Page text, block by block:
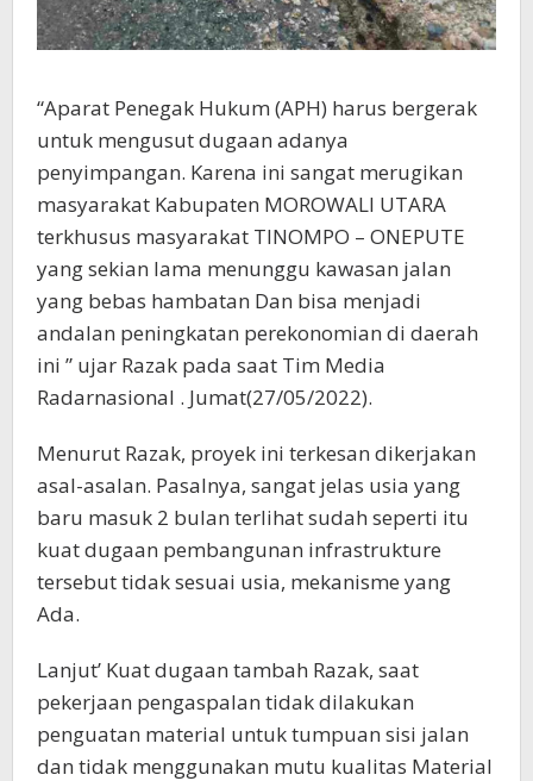
“Aparat Penegak Hukum (APH) harus bergerak
untuk mengusut dugaan adanya
penyimpangan. Karena ini sangat merugikan
masyarakat Kabupaten MOROWALI UTARA
terkhusus masyarakat TINOMPO – ONEPUTE
yang sekian lama menunggu kawasan jalan
yang bebas hambatan Dan bisa menjadi
andalan peningkatan perekonomian di daerah
ini ” ujar Razak pada saat Tim Media
Radarnasional . Jumat(27/05/2022).
Menurut Razak, proyek ini terkesan dikerjakan
asal-asalan. Pasalnya, sangat jelas usia yang
baru masuk 2 bulan terlihat sudah seperti itu
kuat dugaan pembangunan infrastrukture
tersebut tidak sesuai usia, mekanisme yang
Ada.
Lanjut’ Kuat dugaan tambah Razak, saat
pekerjaan pengaspalan tidak dilakukan
penguatan material untuk tumpuan sisi jalan
dan tidak menggunakan mutu kualitas Material